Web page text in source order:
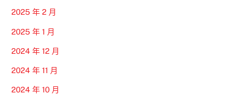
2025 年 2 月
2025 年 1 月
2024 年 12 月
2024 年 11 月
2024 年 10 月